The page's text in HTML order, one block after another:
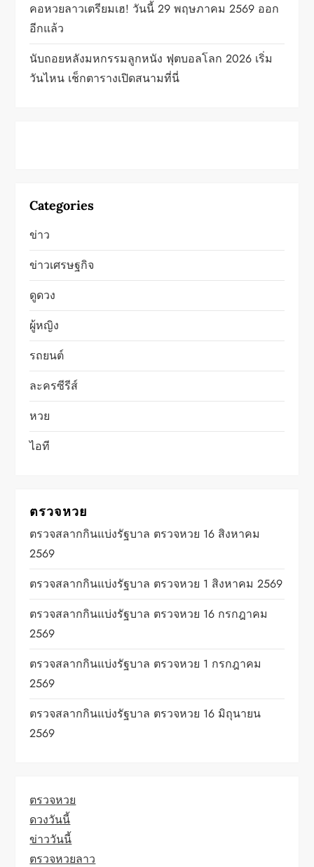
คอหวยลาวเตรียมเฮ! วันนี้ 29 พฤษภาคม 2569 ออก
อีกแล้ว
นับถอยหลังมหกรรมลูกหนัง ฟุตบอลโลก 2026 เริ่ม
วันไหน เช็กตารางเปิดสนามที่นี่
Categories
ข่าว
ข่าวเศรษฐกิจ
ดูดวง
ผู้หญิง
รถยนต์
ละครซีรีส์
หวย
ไอที
ตรวจหวย
ตรวจสลากกินแบ่งรัฐบาล ตรวจหวย 16 สิงหาคม
2569
ตรวจสลากกินแบ่งรัฐบาล ตรวจหวย 1 สิงหาคม 2569
ตรวจสลากกินแบ่งรัฐบาล ตรวจหวย 16 กรกฎาคม
2569
ตรวจสลากกินแบ่งรัฐบาล ตรวจหวย 1 กรกฎาคม
2569
ตรวจสลากกินแบ่งรัฐบาล ตรวจหวย 16 มิถุนายน
2569
ตรวจหวย
ดวงวันนี้
ข่าววันนี้
ตรวจหวยลาว